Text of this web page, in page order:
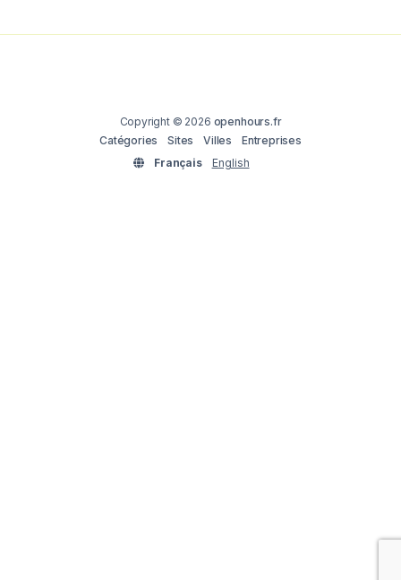
Copyright © 2026 openhours.fr
Catégories
Sites Villes
Entreprises
Français
English